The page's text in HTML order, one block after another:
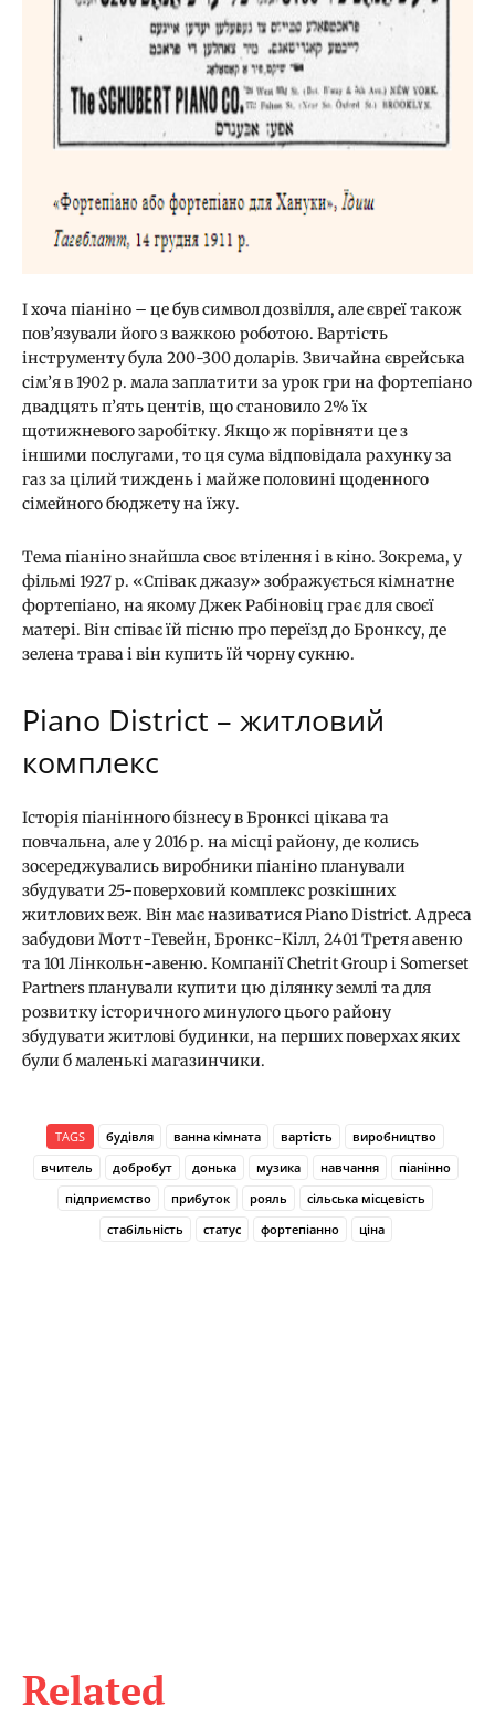
Related
І хоча піаніно – це був символ дозвілля, але євреї також
пов’язували його з важкою роботою. Вартість
інструменту була 200-300 доларів. Звичайна єврейська
сім’я в 1902 р. мала заплатити за урок гри на фортепіано
двадцять п’ять центів, що становило 2% їх
щотижневого заробітку. Якщо ж порівняти це з
іншими послугами, то ця сума відповідала рахунку за
газ за цілий тиждень і майже половині щоденного
сімейного бюджету на їжу.
Тема піаніно знайшла своє втілення і в кіно. Зокрема, у
фільмі 1927 р. «Співак джазу» зображується кімнатне
фортепіано, на якому Джек Рабіновіц грає для своєї
матері. Він співає їй пісню про переїзд до Бронксу, де
зелена трава і він купить їй чорну сукню.
Piano District – житловий
комплекс
Історія піанінного бізнесу в Бронксі цікава та
повчальна, але у 2016 р. на місці району, де колись
зосереджувались виробники піаніно планували
збудувати 25-поверховий комплекс розкішних
житлових веж. Він має називатися Piano District. Адреса
забудови Мотт-Гевейн, Бронкс-Кілл, 2401 Третя авеню
та 101 Лінкольн-авеню. Компанії Chetrit Group і Somerset
Partners планували купити цю ділянку землі та для
розвитку історичного минулого цього району
збудувати житлові будинки, на перших поверхах яких
були б маленькі магазинчики.
TAGS будівля ванна кімната вартість
виробництво
вчитель
добробут донька музика навчання
піанінно
підприємство
прибуток рояль
сільська місцевість
стабільність
статус фортепіанно ціна